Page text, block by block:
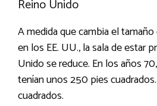
Reino Unido
A medida que cambia el
en los EE. UU., la sala de estar
Unido se reduce. En los años
tenían unos 250 pies
cuadrados.